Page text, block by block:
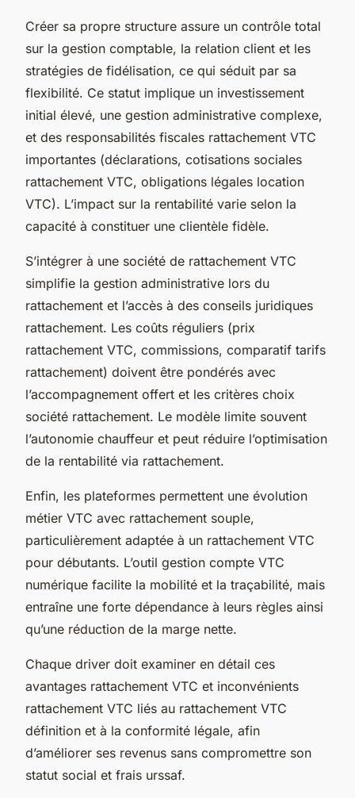
Créer sa propre structure assure un contrôle total
sur la gestion comptable, la relation client et les
stratégies de fidélisation, ce qui séduit par sa
flexibilité. Ce statut implique un investissement
initial élevé, une gestion administrative complexe,
et des responsabilités fiscales rattachement VTC
importantes (déclarations, cotisations sociales
rattachement VTC, obligations légales location
VTC). L’impact sur la rentabilité varie selon la
capacité à constituer une clientèle fidèle.
S’intégrer à une société de rattachement VTC
simplifie la gestion administrative lors du
rattachement et l’accès à des conseils juridiques
rattachement. Les coûts réguliers (prix
rattachement VTC, commissions, comparatif tarifs
rattachement) doivent être pondérés avec
l’accompagnement offert et les critères choix
société rattachement. Le modèle limite souvent
l’autonomie chauffeur et peut réduire l’optimisation
de la rentabilité via rattachement.
Enfin, les plateformes permettent une évolution
métier VTC avec rattachement souple,
particulièrement adaptée à un rattachement VTC
pour débutants. L’outil gestion compte VTC
numérique facilite la mobilité et la traçabilité, mais
entraîne une forte dépendance à leurs règles ainsi
qu’une réduction de la marge nette.
Chaque driver doit examiner en détail ces
avantages rattachement VTC et inconvénients
rattachement VTC liés au rattachement VTC
définition et à la conformité légale, afin
d’améliorer ses revenus sans compromettre son
statut social et frais urssaf.